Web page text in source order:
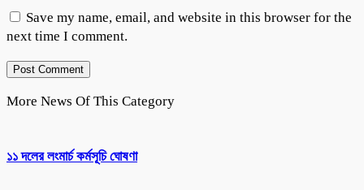
Save my name, email, and website in this browser for the
next time I comment.
More News Of This Category
১১ দলের লংমার্চ কর্মসূচি ঘোষণা